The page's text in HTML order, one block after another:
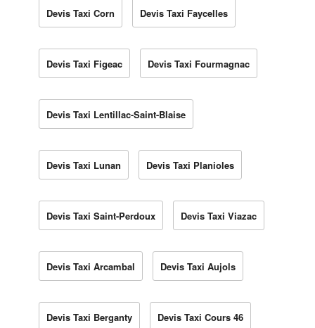
Devis Taxi Corn Devis Taxi Faycelles
Devis Taxi Figeac Devis Taxi Fourmagnac
Devis Taxi Lentillac-Saint-Blaise
Devis Taxi Lunan Devis Taxi Planioles
Devis Taxi Saint-Perdoux Devis Taxi Viazac
Devis Taxi Arcambal Devis Taxi Aujols
Devis Taxi Berganty Devis Taxi Cours 46